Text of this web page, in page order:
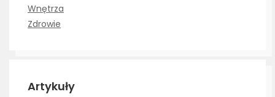
Wnętrza
Zdrowie
Artykuły